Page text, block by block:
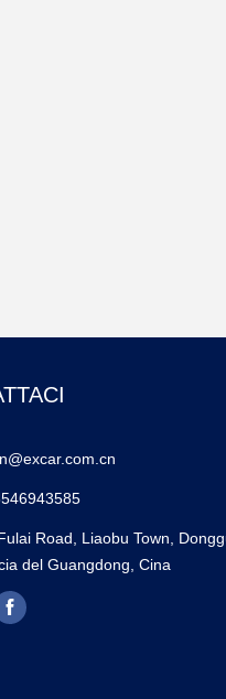
Road, Liaobu Town,
del Guangdong, Cina